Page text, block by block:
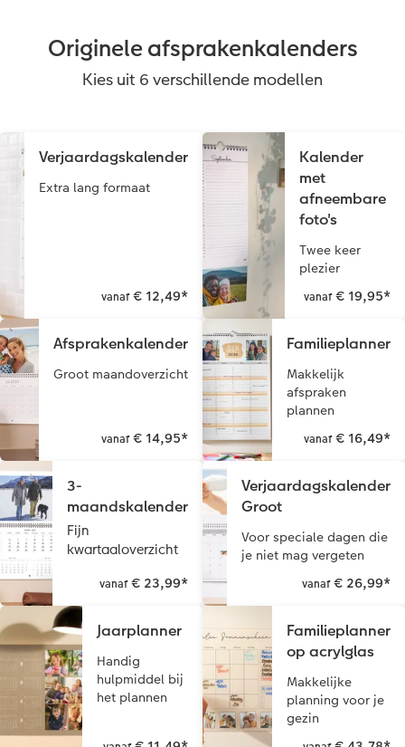
Originele afsprakenkalenders
Kies uit 6 verschillende modellen
Verjaardagskalender
Extra lang formaat
vanaf€ 12,49*
Kalender
met
afneembare
foto's
Twee keer
plezier
vanaf€ 19,95*
Afsprakenkalender
Groot maandoverzicht
vanaf€ 14,95*
Familieplanner
Makkelijk
afspraken
plannen
vanaf€ 16,49*
3-
maandskalender
Fijn
kwartaaloverzicht
vanaf€ 23,99*
Verjaardagskalender
Groot
Voor speciale dagen die
je niet mag vergeten
vanaf€ 26,99*
Jaarplanner
Handig
hulpmiddel bij
het plannen
Familieplanner
op acrylglas
Makkelijke
planning voor je
gezin